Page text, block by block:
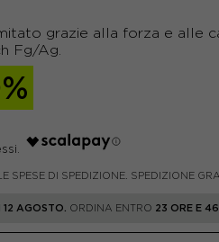
grazie alla forza e alle
Fg/Ag.
SPESE DI SPEDIZIONE. SPEDIZIONE
12 AGOSTO. ORDINA ENTRO 23 ORE E 46